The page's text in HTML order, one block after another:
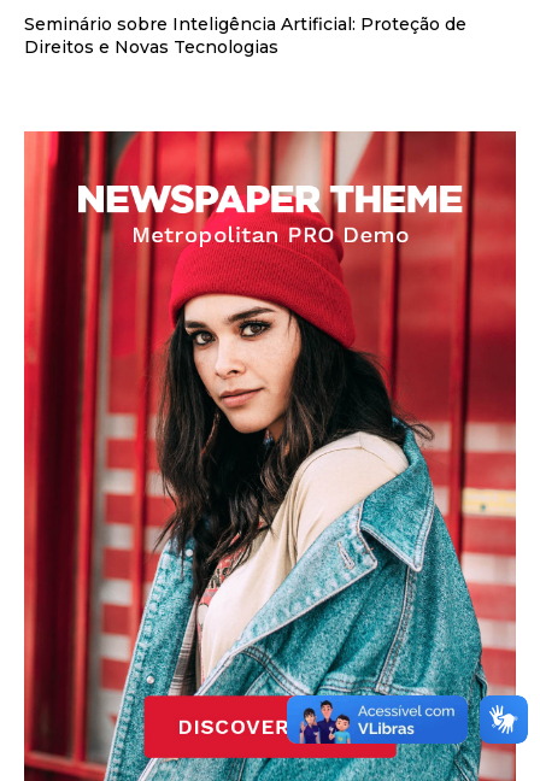
Seminário sobre Inteligência Artificial: Proteção de
Direitos e Novas Tecnologias